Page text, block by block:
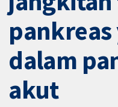
dalam
akut